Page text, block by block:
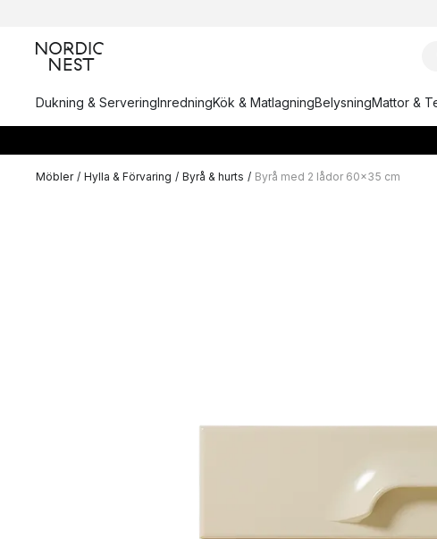
Dukning & ServeringInredningKök & MatlagningBelysningMattor &
Möbler / Hylla & Förvaring / Byrå & hurts / Byrå med 2 lådor 60x35 cm